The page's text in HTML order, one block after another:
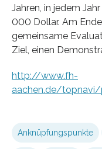
Jahren, in jedem
000 Dollar. Am
gemeinsame
Ziel, einen
http://www.fh-
aachen.de/
Anknüpfungspunkte